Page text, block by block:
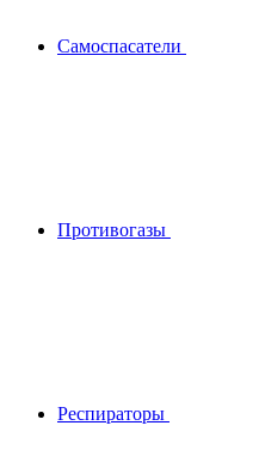
Самоспасатели
Противогазы
Респираторы